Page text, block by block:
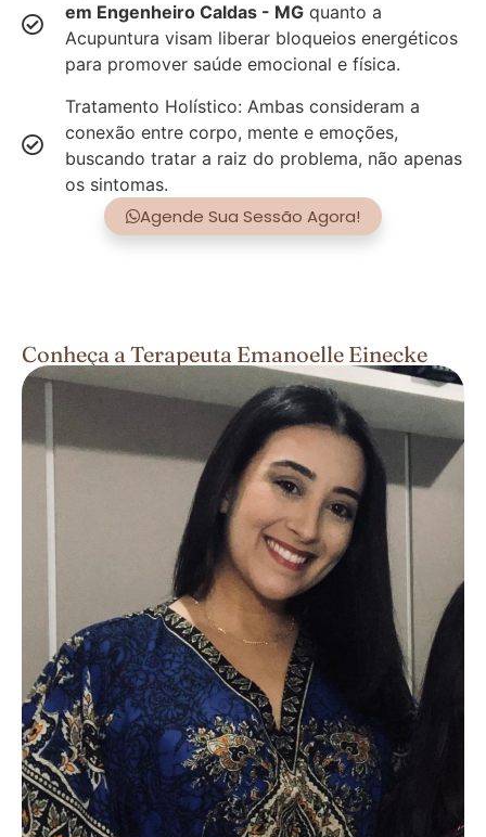
em Engenheiro Caldas - MG quanto a
Acupuntura visam liberar bloqueios energéticos
para promover saúde emocional e física.
Tratamento Holístico: Ambas consideram a
conexão entre corpo, mente e emoções,
buscando tratar a raiz do problema, não apenas
os sintomas.
Agende Sua Sessão Agora!
Conheça a Terapeuta Emanoelle Einecke